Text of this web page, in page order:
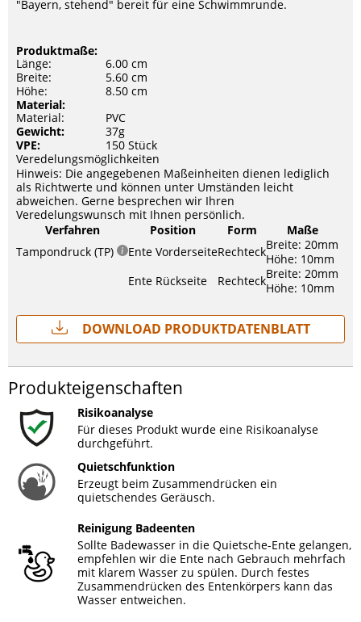
"Bayern, stehend" bereit für eine Schwimmrunde.
Produktmaße:
Länge:
6.00 cm
Breite:
5.60 cm
Höhe:
8.50 cm
Material:
Material:
PVC
Gewicht:
37g
VPE:
150 Stück
Veredelungsmöglichkeiten
Hinweis: Die angegebenen Maßeinheiten dienen lediglich
als Richtwerte und können unter Umständen leicht
abweichen. Gerne besprechen wir Ihren
Veredelungswunsch mit Ihnen persönlich.
Verfahren
Position Form
Maße
Tampondruck (TP)
Ente VorderseiteRechteckBreite: 20mm
Höhe: 10mm
Ente Rückseite
RechteckBreite: 20mm
Höhe: 10mm
Download Produktdatenblatt
Produkteigenschaften
Risikoanalyse
Für dieses Produkt wurde eine Risikoanalyse
durchgeführt.
Quietschfunktion
Erzeugt beim Zusammendrücken ein
quietschendes Geräusch.
Reinigung Badeenten
Sollte Badewasser in die Quietsche-Ente gelangen,
empfehlen wir die Ente nach Gebrauch mehrfach
mit klarem Wasser zu spülen. Durch festes
Zusammendrücken des Entenkörpers kann das
Wasser entweichen.